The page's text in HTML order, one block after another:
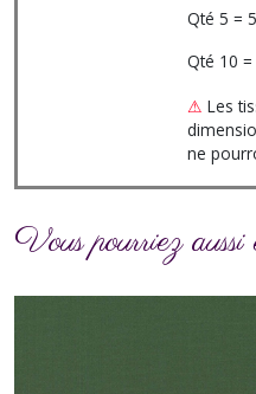
Qté 5 =
Qté 10
⚠ Les
ne
Vous pourriez aussi